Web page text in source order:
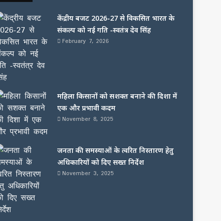
केंद्रीय बजट 2026-27 से विकसित भारत के
संकल्प को नई गति -स्वतंत्र देव सिंह
February 7, 2026
महिला किसानों को सशक्त बनाने की दिशा में
एक और प्रभावी कदम
November 8, 2025
जनता की समस्याओं के त्वरित निस्तारण हेतु
अधिकारियों को दिए सख्त निर्देश
November 3, 2025